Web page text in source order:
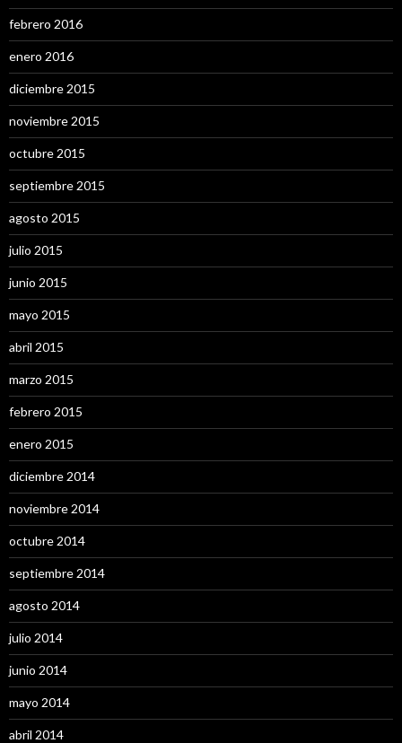
febrero 2016
enero 2016
diciembre 2015
noviembre 2015
octubre 2015
septiembre 2015
agosto 2015
julio 2015
junio 2015
mayo 2015
abril 2015
marzo 2015
febrero 2015
enero 2015
diciembre 2014
noviembre 2014
octubre 2014
septiembre 2014
agosto 2014
julio 2014
junio 2014
mayo 2014
abril 2014